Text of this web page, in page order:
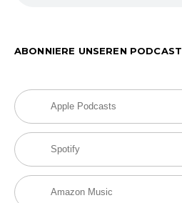
ABONNIERE UNSEREN PODCAST
Apple Podcasts
Spotify
Amazon Music